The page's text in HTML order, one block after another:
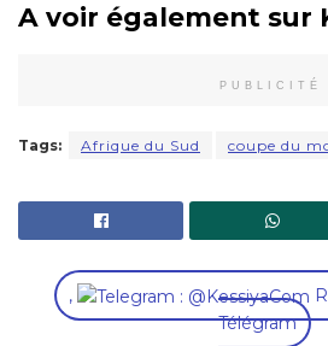
A voir également sur
PUBLICITÉ
Tags: Afrique du Sud coupe du
,
Télégram